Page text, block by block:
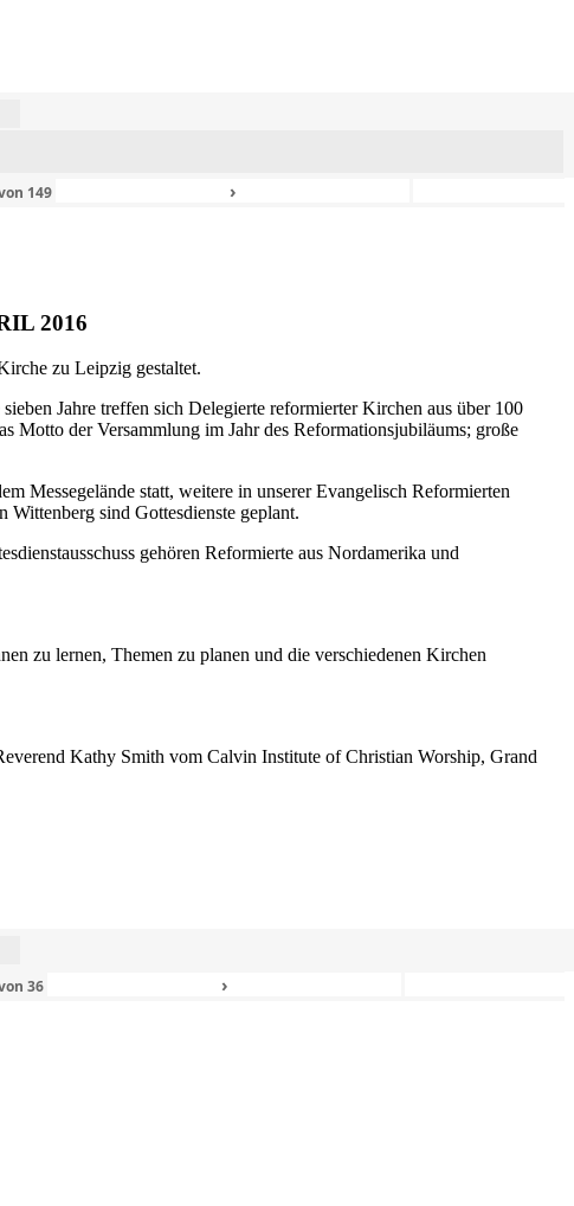
149 ›
2016
zu Leipzig gestaltet.
Jahre treffen sich Delegierte reformierter Kirchen aus über 100
Motto der Versammlung im Jahr des Reformationsjubiläums; große
Messegelände statt, weitere in unserer Evangelisch Reformierten
sind Gottesdienste geplant.
gehören Reformierte aus Nordamerika und
zu lernen, Themen zu planen und die verschiedenen Kirchen
Kathy Smith vom Calvin Institute of Christian Worship, Grand
36 ›